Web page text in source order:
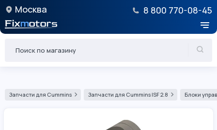
Москва 8 800 770-08-45
Запчасти для Cummins Запчасти для Cummins ISF 2.8 Блоки